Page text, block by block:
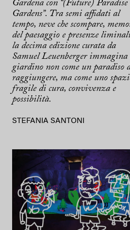
Gardena con “(Future) Paradise
Gardens”. Tra semi affidati al
tempo, neve che scompare,
del paesaggio e presenze
la decima edizione curata da
Samuel Leuenberger
giardino non come un paradiso
raggiungere, ma come uno
fragile di cura, convivenza e
possibilità.
STEFANIA SANTONI